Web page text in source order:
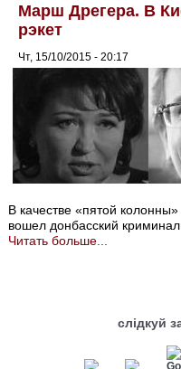
Марш Дрегера. В
рэкет
Чт, 15/10/2015 - 20:17
В качестве «пятой
вошел донбасский
Читать больше...
слідкуй